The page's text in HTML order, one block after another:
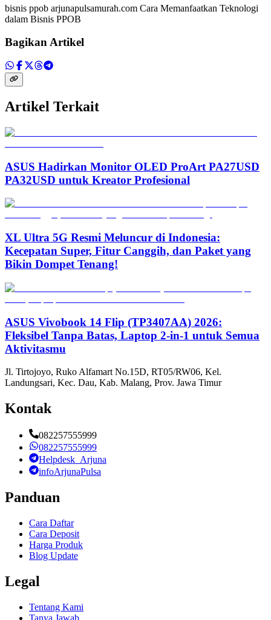
bisnis ppob arjunapulsamurah.com Cara Memanfaatkan Teknologi
dalam Bisnis PPOB
Bagikan Artikel
Artikel Terkait
ASUS Hadirkan Monitor OLED ProArt PA27USD
PA32USD untuk Kreator Profesional
XL Ultra 5G Resmi Meluncur di Indonesia:
Kecepatan Super, Fitur Canggih, dan Paket yang
Bikin Dompet Tenang!
ASUS Vivobook 14 Flip (TP3407AA) 2026:
Fleksibel Tanpa Batas, Laptop 2-in-1 untuk Semua
Aktivitasmu
Jl. Tirtojoyo, Ruko Alfamart No.15D, RT05/RW06, Kel.
Landungsari, Kec. Dau, Kab. Malang, Prov. Jawa Timur
Kontak
082257555999
082257555999
Helpdesk_Arjuna
infoArjunaPulsa
Panduan
Cara Daftar
Cara Deposit
Harga Produk
Blog Update
Legal
Tentang Kami
Tanya Jawab